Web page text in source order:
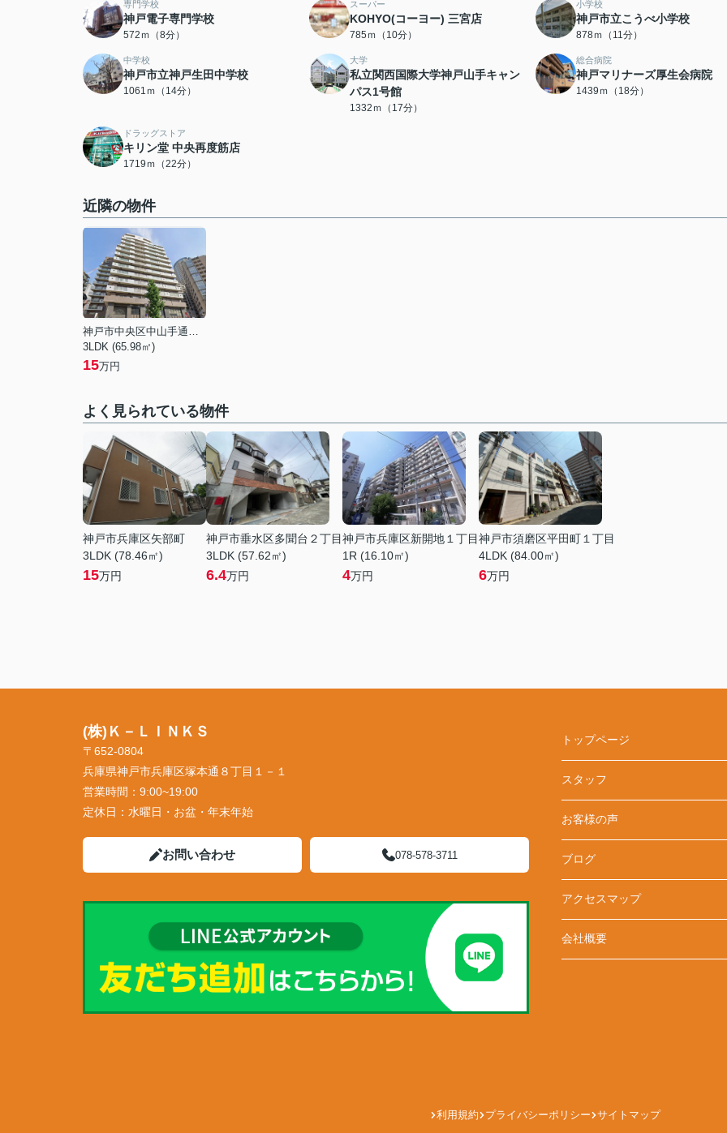
専門学校
神戸電子専門学校
572ｍ（8分）
スーパー
KOHYO(コーヨー) 三宮店
785ｍ（10分）
小学校
神戸市立こうべ小学校
878ｍ（11分）
中学校
神戸市立神戸生田中学校
1061ｍ（14分）
大学
私立関西国際大学神戸山手キャン
パス1号館
1332ｍ（17分）
総合病院
神戸マリナーズ厚生会病院
1439ｍ（18分）
ドラッグストア
キリン堂 中央再度筋店
1719ｍ（22分）
近隣の物件
神戸市中央区中山手通２丁目
3LDK (65.98㎡)
15万円
よく見られている物件
神戸市兵庫区矢部町
3LDK (78.46㎡)
15万円
神戸市垂水区多聞台２丁目
3LDK (57.62㎡)
6.4万円
神戸市兵庫区新開地１丁目
1R (16.10㎡)
4万円
神戸市須磨区平田町１丁目
4LDK (84.00㎡)
6万円
(株)Ｋ－ＬＩＮＫＳ
〒652-0804
兵庫県神戸市兵庫区塚本通８丁目１－１
営業時間： 9:00~19:00
定休日： 水曜日・お盆・年末年始
お問い合わせ 078-578-3711
トップページ
スタッフ
お客様の声
ブログ
アクセスマップ
会社概要
利用規約 プライバシーポリシー サイトマップ